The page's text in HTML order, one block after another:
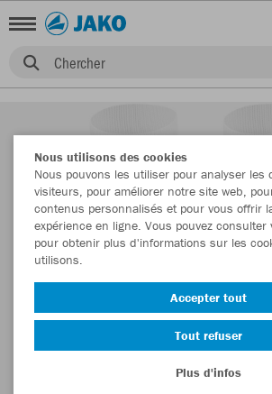
Chercher
Nous utilisons des cookies
Nous pouvons les utiliser pour analyser les
visiteurs, pour améliorer notre site web,
contenus personnalisés et pour vous offrir
expérience en ligne. Vous pouvez consulter
pour obtenir plus d'informations sur les
utilisons.
Accepter tout
Tout refuser
Plus d'infos